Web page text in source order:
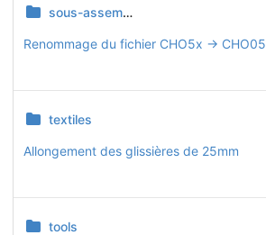
sous-assemblages
Renommage du fichier CHO5x -> CHO05
textiles
Allongement des glissières de 25mm
tools